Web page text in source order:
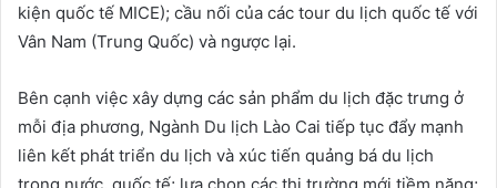
kiện quốc tế MICE); cầu nối của các tour du lịch quốc tế với
Vân Nam (Trung Quốc) và ngược lại.
Bên cạnh việc xây dựng các sản phẩm du lịch đặc trưng ở
mỗi địa phương, Ngành Du lịch Lào Cai tiếp tục đẩy mạnh
liên kết phát triển du lịch và xúc tiến quảng bá du lịch